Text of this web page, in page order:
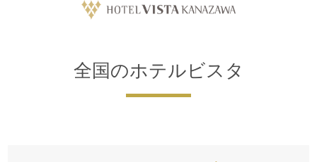
全国のホテルビスタ